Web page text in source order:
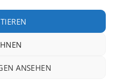
ANSEHEN
Bedarfsartikel geht.